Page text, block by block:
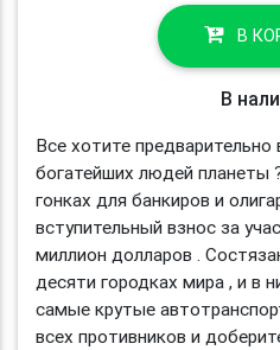
В
В
Все хотите предварительно
богатейших людей планеты
гонках для банкиров и
вступительный взнос за
миллион долларов .
десяти городках мира , и в
самые крутые
всех противников и